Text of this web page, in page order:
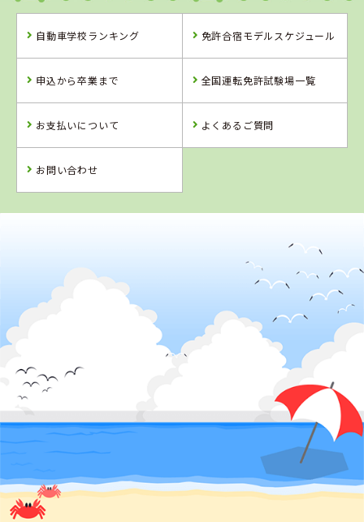
詳 細 予 約
詳 細 予 約
3位
校
詳 細
詳 細
車学校
詳 細
4位
鳥取県
詳 細
予 約
5
鳥取県
山陰中央自動車
学校
詳 細
鳥取県
イナバ自動車学
詳 細
予 約
7位 8位 9位
自動車学校ランキング 免許合宿モデルスケジュール
申込から卒業まで 全国運転免許試験場一覧
お支払いについて よくあるご質問
お問い合わせ